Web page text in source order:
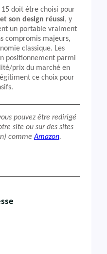
15 doit être choisi pour
son design réussi, y
un portable vraiment
compromis majeurs,
classique. Les
positionnement parmi
prix du marché en
ce choix pour
pouvez être redirigé
site ou sur des sites
commeAmazon.